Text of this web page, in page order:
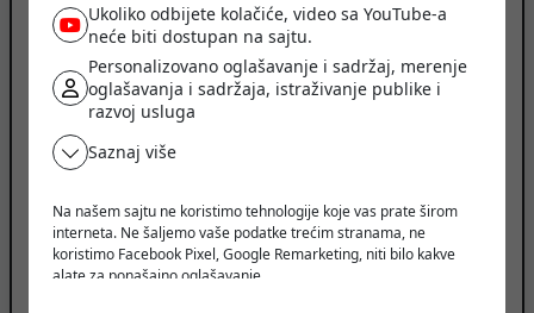
Ukoliko odbijete kolačiće, video sa YouTube-a
neće biti dostupan na sajtu.
Personalizovano oglašavanje i sadržaj, merenje
oglašavanja i sadržaja, istraživanje publike i
razvoj usluga
Saznaj više
Na našem sajtu ne koristimo tehnologije koje vas prate širom
interneta. Ne šaljemo vaše podatke trećim stranama, ne
koristimo Facebook Pixel, Google Remarketing, niti bilo kakve
alate za ponašajno oglašavanje.
Novi Sad, Srbija
PRIKAŽI BROJ TELEFONA
PRIKAŽI SVE OGLASE (20)
ID oglasa: 260222211003399751